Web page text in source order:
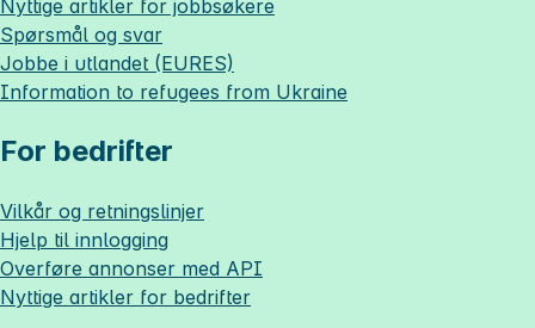
Nyttige artikler for jobbsøkere
Spørsmål og svar
Jobbe i utlandet (EURES)
Information to refugees from Ukraine
For bedrifter
Vilkår og retningslinjer
Hjelp til innlogging
Overføre annonser med API
Nyttige artikler for bedrifter